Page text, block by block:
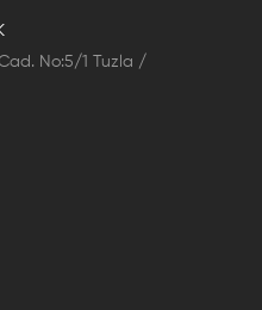
No:5/1 Tuzla /